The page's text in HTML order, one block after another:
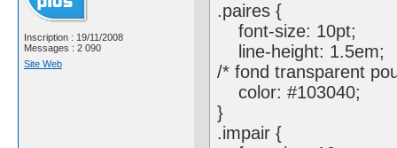
Inscription : 19/11/2008
Messages : 2 090
Site Web
.paires {
font-size: 10pt;
line-height: 1.5em;
/* fond transparent
color: #103040;
}
.impair {